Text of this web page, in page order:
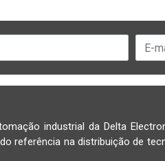
industrial da Delta
referência na distribuição de